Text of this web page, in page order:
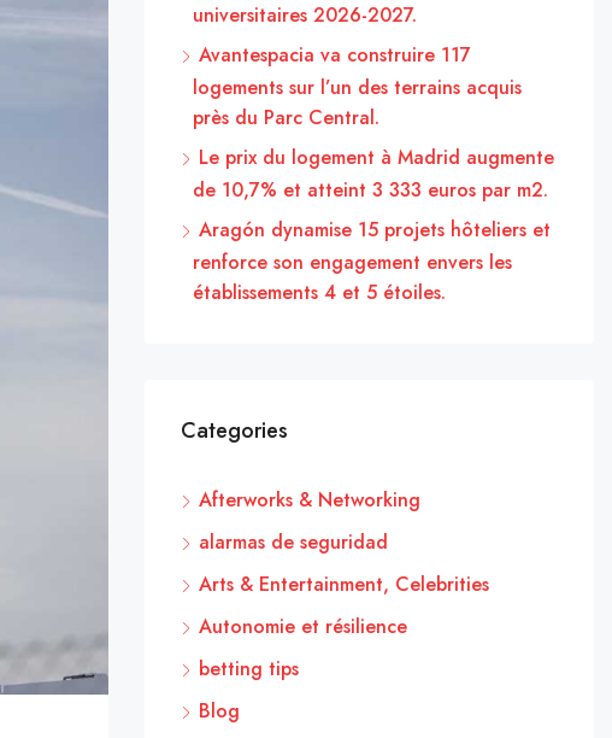
universitaires 2026-2027.
Avantespacia va construire 117
logements sur l’un des terrains acquis
près du Parc Central.
Le prix du logement à Madrid augmente
de 10,7% et atteint 3 333 euros par m2.
Aragón dynamise 15 projets hôteliers et
renforce son engagement envers les
établissements 4 et 5 étoiles.
Categories
Afterworks & Networking
alarmas de seguridad
Arts & Entertainment, Celebrities
Autonomie et résilience
betting tips
Blog